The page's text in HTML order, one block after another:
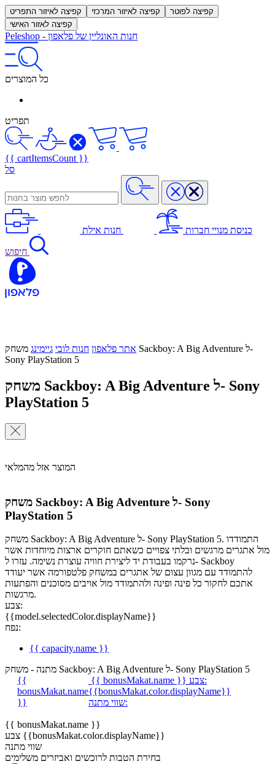
קפיצה לאיזור התפריט קפיצה לאיזור המרכזי
קפיצה לפוטר
קפיצה לאזור האישי
Peleshop - חנות האונליין של פלאפון
כל המוצרים
תפריט
{{ cartItemsCount }}
סל
כניסת מנויי חברות חנות אילת
חיפוש
אתר פלאפון חנות לובי גיימינג משחק Sackboy: A Big Adventure ל-
Sony PlayStation 5
משחק Sackboy: A Big Adventure ל- Sony
PlayStation 5
המוצר אזל מהמלאי
משחק Sackboy: A Big Adventure ל- Sony
PlayStation 5
משחק Sackboy: A Big Adventure ל- Sony PlayStation 5. התמודדו
מול אתגרים מרגשים ובלתי צפויים כשאתם חוקרים ארצות מיוחדות אשר
נרקמו בעבודת יד ליצירת חוויה עוצרת נשימה. עזרו ל- Sackboy
להתמודד עם מגוון עצום של אתגרים במשחק פלטפורמה אשר יעודד
אתכם לחקור כל פינה ופינה ולהתמודד מול אויבים מסוכנים והפתעות
מרגשות.
צבע:
{{model.selectedColor.displayName}}
נפח:
{{ capacity.name }}
מתנה - משחק Sackboy: A Big Adventure ל- Sony PlayStation 5
{{
bonusMakat.name
}}
{{ bonusMakat.name }}
צבע:
{{bonusMakat.color.displayName}}
שווי מתנה:
{{ bonusMakat.name }}
צבע {{bonusMakat.color.displayName}}
שווי מתנה
בחירת הטבות לרוכשים ואביזרים משלימים